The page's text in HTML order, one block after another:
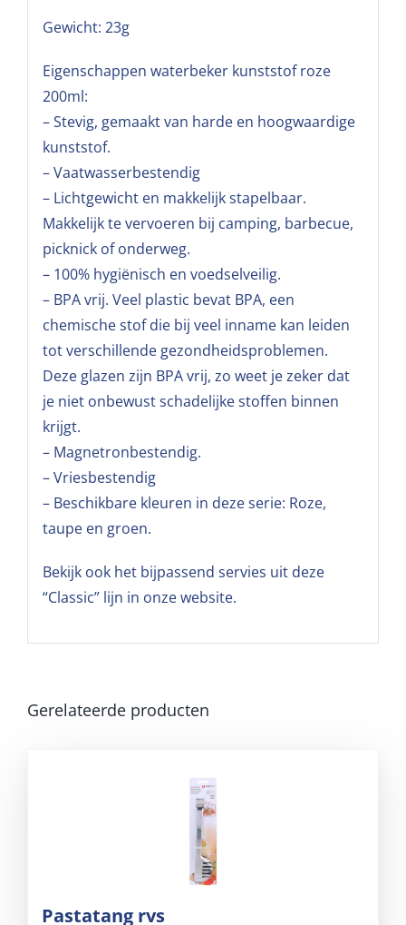
Gewicht: 23g
Eigenschappen waterbeker kunststof roze
200ml:
– Stevig, gemaakt van harde en hoogwaardige
kunststof.
– Vaatwasserbestendig
– Lichtgewicht en makkelijk stapelbaar.
Makkelijk te vervoeren bij camping, barbecue,
picknick of onderweg.
– 100% hygiënisch en voedselveilig.
– BPA vrij. Veel plastic bevat BPA, een
chemische stof die bij veel inname kan leiden
tot verschillende gezondheidsproblemen.
Deze glazen zijn BPA vrij, zo weet je zeker dat
je niet onbewust schadelijke stoffen binnen
krijgt.
– Magnetronbestendig.
– Vriesbestendig
– Beschikbare kleuren in deze serie: Roze,
taupe en groen.
Bekijk ook het bijpassend servies uit deze
“Classic” lijn in onze website.
Gerelateerde producten
Pastatang rvs